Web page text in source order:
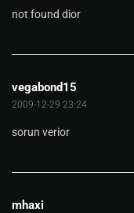
not found dior
vegabond15
2009-12-29 23:24
sorun verior
mhaxi